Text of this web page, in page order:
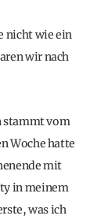
nicht wie ein
wir nach
stammt vom
Woche hatte
mit
in meinem
was ich